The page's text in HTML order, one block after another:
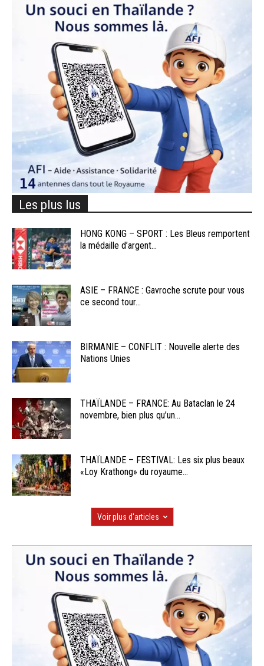
Les plus lus
HONG KONG – SPORT : Les Bleus remportent
la médaille d’argent...
ASIE – FRANCE : Gavroche scrute pour vous
ce second tour...
BIRMANIE – CONFLIT : Nouvelle alerte des
Nations Unies
THAÏLANDE – FRANCE: Au Bataclan le 24
novembre, bien plus qu’un...
THAÏLANDE – FESTIVAL: Les six plus beaux
«Loy Krathong» du royaume...
Voir plus d'articles